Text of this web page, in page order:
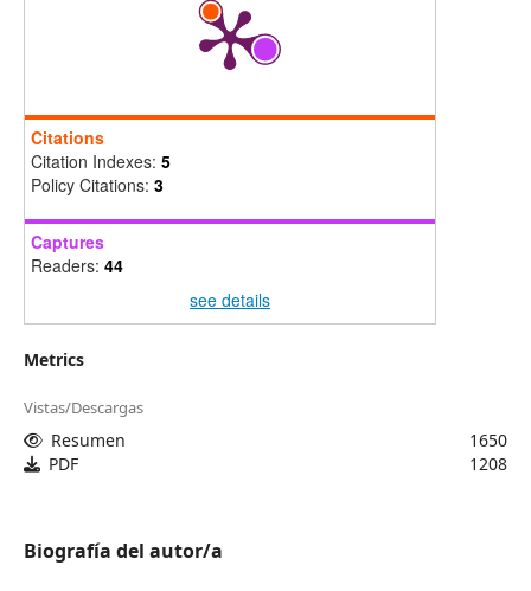
Citations
Citation Indexes: 5
Policy Citations: 3
Captures
Readers: 44
see details
Metrics
Vistas/Descargas
Resumen
1650
PDF
1208
Biografía del autor/a